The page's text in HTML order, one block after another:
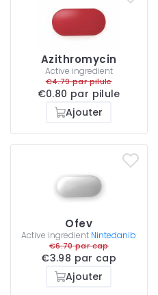
Azithromycin
Active ingredient
€4.79 par pilule
€0.80 par pilule
Ajouter
Ofev
Active ingredient Nintedanib
€6.70 par cap
€3.98 par cap
Ajouter